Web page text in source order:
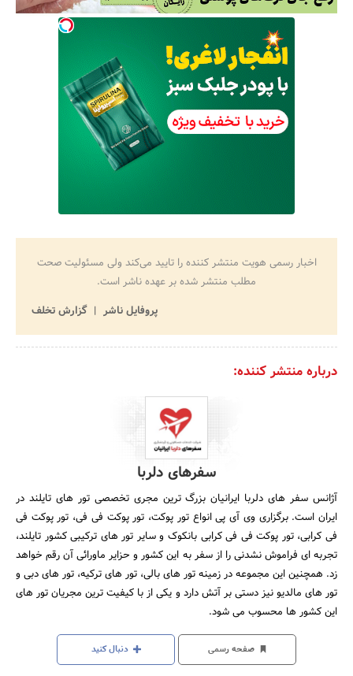
اخبار رسمی هویت منتشر کننده را تایید می‌کند ولی مسئولیت صحت
مطلب منتشر شده بر عهده ناشر است.
پروفایل ناشر
گزارش تخلف
درباره منتشر کننده:
سفرهای دلربا
آژانس سفر های دلربا ایرانیان بزرگ ترین مجری تخصصی تور های تایلند در
ایران است. برگزاری وی آی پی انواع تور پوکت، تور پوکت فی فی، تور پوکت فی
فی کرابی، تور پوکت فی فی کرابی بانکوک و سایر تور های ترکیبی کشور تایلند،
تجربه ای فراموش نشدنی را از سفر به این کشور و حزایر ماورائی آن رقم خواهد
زد. همچنین این مجموعه در زمینه تور های بالی، تور های ترکیه، تور های دبی و
تور های مالدیو نیز دستی بر آتش دارد و یکی از با کیفیت ترین مجریان تور های
این کشور ها محسوب می شود.
صفحه رسمی دنبال کنید